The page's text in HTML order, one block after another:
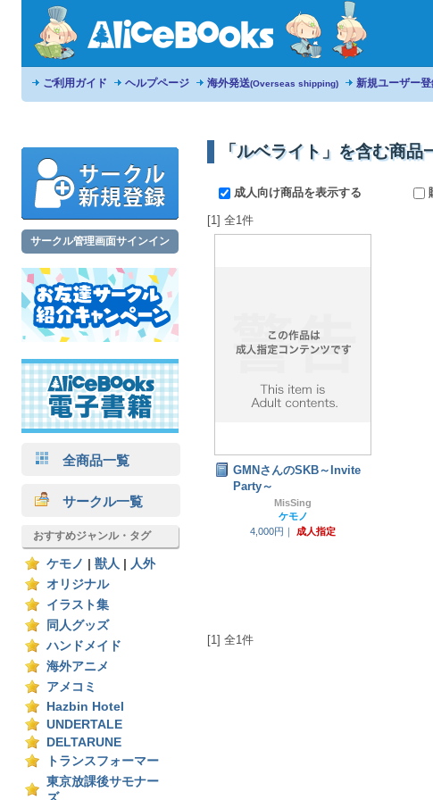
ご利用ガイド ヘルプページ 海外発送(Overseas shipping) 新規ユーザー
サークル管理画面サインイン
全商品一覧
サークル一覧
おすすめジャンル・タグ
ケモノ 獣人
人外
オリジナル
イラスト集
同人グッズ
ハンドメイド
海外アニメ
アメコミ
Hazbin Hotel
UNDERTALE
DELTARUNE
トランスフォーマー
東京放課後サモナー
「ルベライト」を含む商品
成人向け商品を表示する
[1] 全1件
GMNさんのSKB～Invite
Party～
MisSing
ケモノ
4,000円｜
成人指定
[1] 全1件